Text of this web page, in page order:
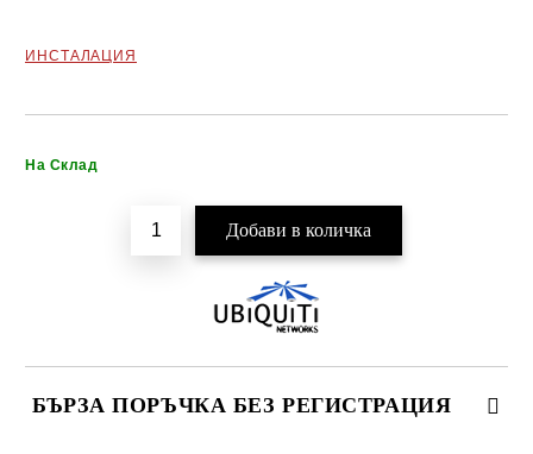
ИНСТАЛАЦИЯ
На Склад
БЪРЗА ПОРЪЧКА БЕЗ РЕГИСТРАЦИЯ